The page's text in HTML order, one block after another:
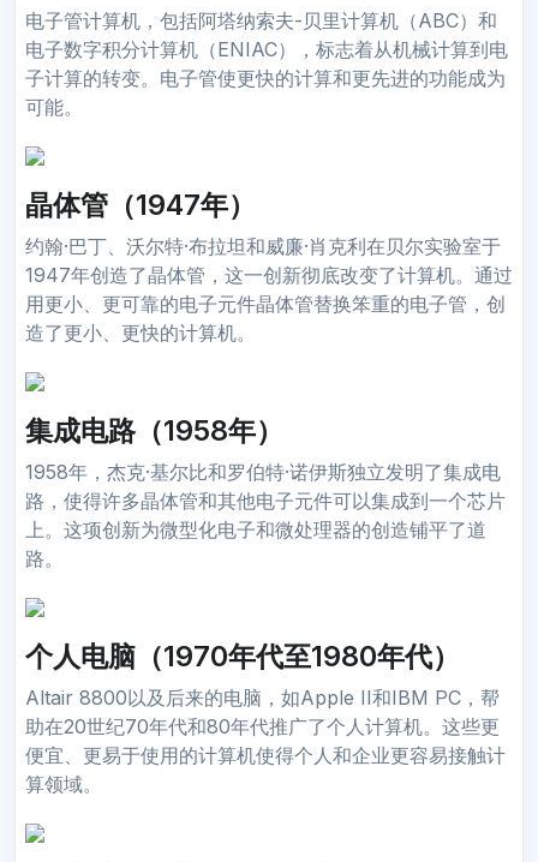
电子管计算机，包括阿塔纳索夫-贝里计算机（ABC）和
电子数字积分计算机（ENIAC），标志着从机械计算到电
子计算的转变。电子管使更快的计算和更先进的功能成为
可能。
晶体管（1947年）
约翰·巴丁、沃尔特·布拉坦和威廉·肖克利在贝尔实验室于
1947年创造了晶体管，这一创新彻底改变了计算机。通过
用更小、更可靠的电子元件晶体管替换笨重的电子管，创
造了更小、更快的计算机。
集成电路（1958年）
1958年，杰克·基尔比和罗伯特·诺伊斯独立发明了集成电
路，使得许多晶体管和其他电子元件可以集成到一个芯片
上。这项创新为微型化电子和微处理器的创造铺平了道
路。
个人电脑（1970年代至1980年代）
Altair 8800以及后来的电脑，如Apple II和IBM PC，帮
助在20世纪70年代和80年代推广了个人计算机。这些更
便宜、更易于使用的计算机使得个人和企业更容易接触计
算领域。